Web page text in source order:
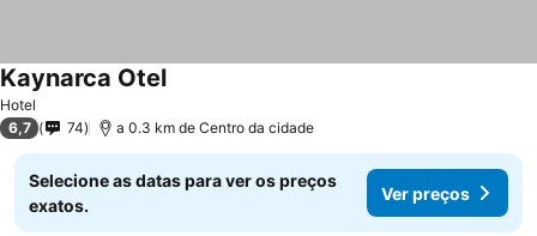
Hotel
Kaynarca Otel
6,7 74 a 0.3 km de Centro da cidade
Selecione as datas para ver os preços
exatos.
Ver preços